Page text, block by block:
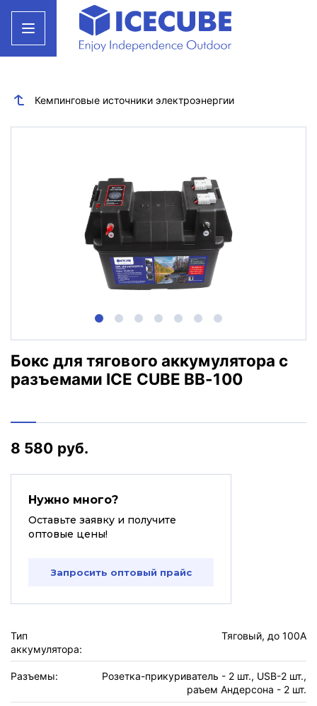
Кемпинговые источники электроэнергии
Бокс для тягового аккумулятора с
разъемами ICE CUBE BB-100
8 580 руб.
Нужно много?
Оставьте заявку и получите
оптовые цены!
Запросить оптовый прайс
Тип
аккумулятора:
Тяговый, до 100А
Разъемы:
Розетка-прикуриватель - 2 шт., USB-2 шт.,
раъем Андерсона - 2 шт.